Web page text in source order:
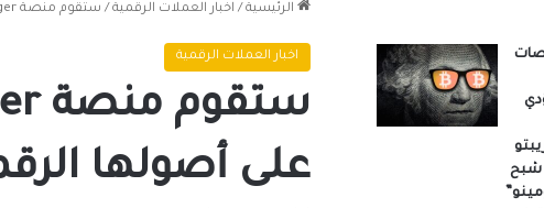
الرئيسية / اخبار العملات الرقمية / ستقوم منصة ‎Voyager المفلسة بإقامة مزاد على أصولها الرقمية المتبقية في 13 سبتمبر المقبل.
اخبار العملات الرقمية
2025: شبح